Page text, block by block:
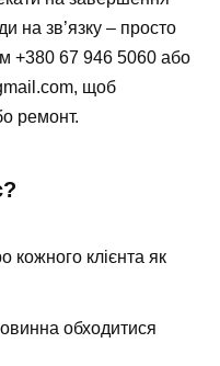
на зв’язку – просто
+380 67 946 5060 або
, щоб
ремонт.
кожного клієнта як
обходитися